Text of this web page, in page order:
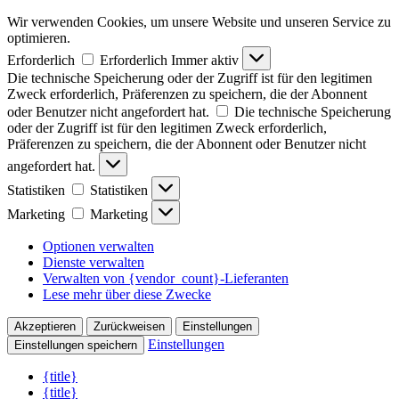
Wir verwenden Cookies, um unsere Website und unseren Service zu
optimieren.
Erforderlich
Erforderlich Immer aktiv
Die technische Speicherung oder der Zugriff ist für den legitimen
Zweck erforderlich, Präferenzen zu speichern, die der Abonnent
oder Benutzer nicht angefordert hat.
Die technische Speicherung
oder der Zugriff ist für den legitimen Zweck erforderlich,
Präferenzen zu speichern, die der Abonnent oder Benutzer nicht
angefordert hat.
Statistiken
Statistiken
Marketing
Marketing
Optionen verwalten
Dienste verwalten
Verwalten von {vendor_count}-Lieferanten
Lese mehr über diese Zwecke
Akzeptieren Zurückweisen
Einstellungen
Einstellungen speichern
Einstellungen
{title}
{title}